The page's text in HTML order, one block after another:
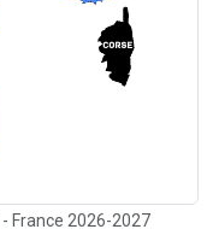
France 2026-2027